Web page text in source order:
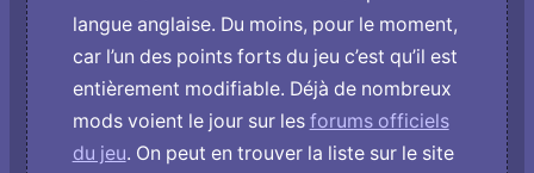
langue anglaise. Du moins, pour le moment,
car l’un des points forts du jeu c’est qu’il est
entièrement modifiable. Déjà de nombreux
mods voient le jour sur les forums officiels
du jeu. On peut en trouver la liste sur le site